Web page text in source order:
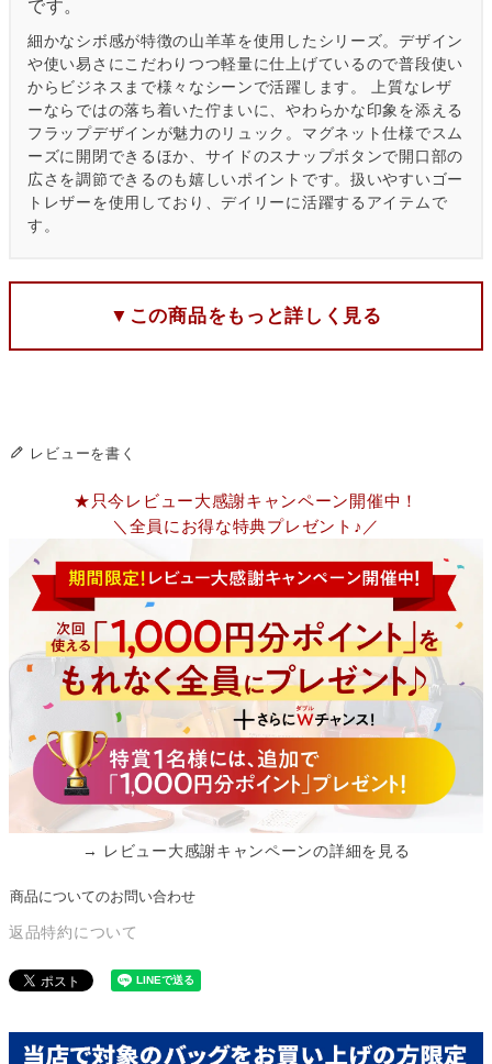
です。
細かなシボ感が特徴の山羊革を使用したシリーズ。デザイン
や使い易さにこだわりつつ軽量に仕上げているので普段使い
からビジネスまで様々なシーンで活躍します。 上質なレザ
ーならではの落ち着いた佇まいに、やわらかな印象を添える
フラップデザインが魅力のリュック。マグネット仕様でスム
ーズに開閉できるほか、サイドのスナップボタンで開口部の
広さを調節できるのも嬉しいポイントです。扱いやすいゴー
トレザーを使用しており、デイリーに活躍するアイテムで
す。
▼この商品をもっと詳しく見る
レビューを書く
★只今レビュー大感謝キャンペーン開催中！
＼全員にお得な特典プレゼント♪／
→ レビュー大感謝キャンペーンの詳細を見る
商品についてのお問い合わせ
返品特約について